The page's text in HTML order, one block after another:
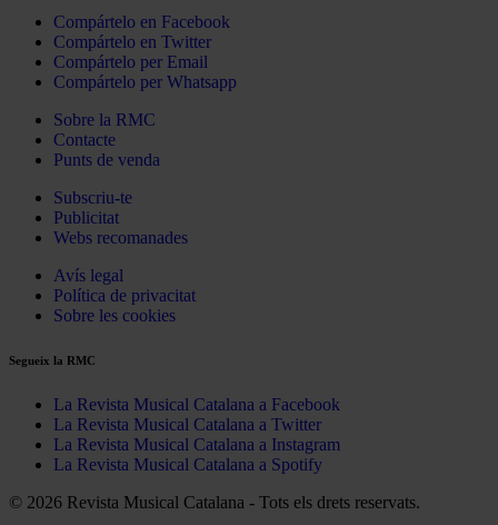
Compártelo en Facebook
Compártelo en Twitter
Compártelo per Email
Compártelo per Whatsapp
Sobre la RMC
Contacte
Punts de venda
Subscriu-te
Publicitat
Webs recomanades
Avís legal
Política de privacitat
Sobre les cookies
Segueix la RMC
La Revista Musical Catalana a Facebook
La Revista Musical Catalana a Twitter
La Revista Musical Catalana a Instagram
La Revista Musical Catalana a Spotify
© 2026 Revista Musical Catalana - Tots els drets reservats.